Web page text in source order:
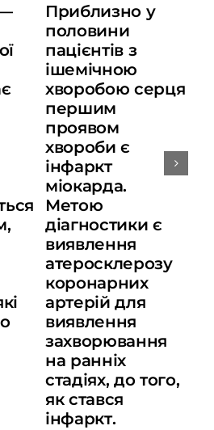
Приблизно у
половини
пацієнтів з
ішемічною
хворобою серця
першим
проявом
хвороби є
інфаркт
міокарда.
Метою
діагностики є
виявлення
атеросклерозу
коронарних
артерій для
виявлення
захворювання
на ранніх
стадіях, до того,
як стався
інфаркт.